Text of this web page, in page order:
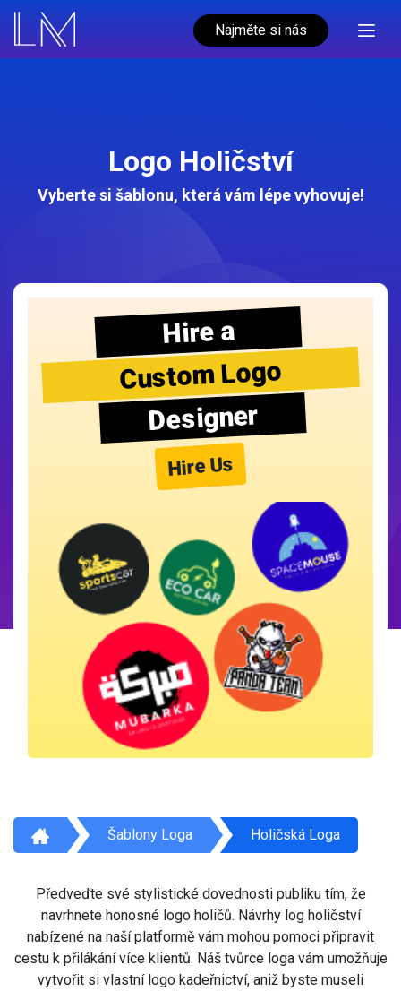
Najměte si nás
Logo Holičství
Vyberte si šablonu, která vám lépe vyhovuje!
Hire a
Custom Logo
Designer
Hire Us
Šablony Loga Holičská Loga
Předveďte své stylistické dovednosti publiku tím, že
navrhnete honosné logo holičů. Návrhy log holičství
nabízené na naší platformě vám mohou pomoci připravit
cestu k přilákání více klientů. Náš tvůrce loga vám umožňuje
vytvořit si vlastní logo kadeřnictví, aniž byste museli